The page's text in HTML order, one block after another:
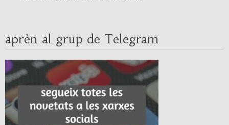
aprèn al grup de Telegram